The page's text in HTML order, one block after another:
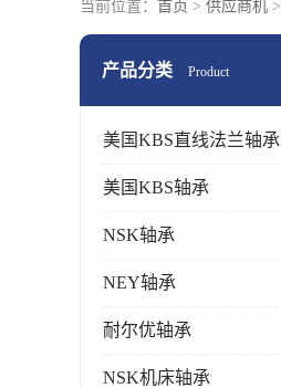
当前位置： 首页 > 供应商机 >
产品分类 Product
美国KBS直线法兰轴承
美国KBS轴承
NSK轴承
NEY轴承
耐尔优轴承
NSK机床轴承